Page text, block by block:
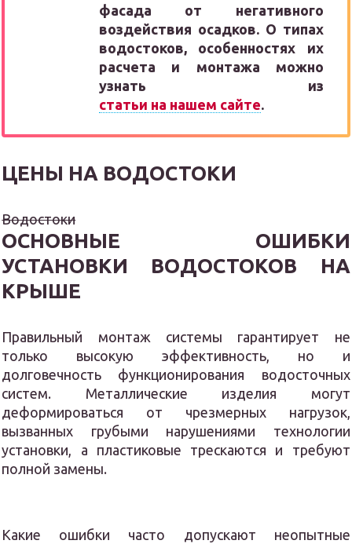
фасада от негативного
воздействия осадков. О типах
водостоков, особенностях их
расчета и монтажа можно
узнать из
статьи на нашем сайте.
ЦЕНЫ НА ВОДОСТОКИ
Водостоки
ОСНОВНЫЕ ОШИБКИ
УСТАНОВКИ ВОДОСТОКОВ НА
КРЫШЕ
Правильный монтаж системы гарантирует не
только высокую эффективность, но и
долговечность функционирования водосточных
систем. Металлические изделия могут
деформироваться от чрезмерных нагрузок,
вызванных грубыми нарушениями технологии
установки, а пластиковые трескаются и требуют
полной замены.
Какие ошибки часто допускают неопытные